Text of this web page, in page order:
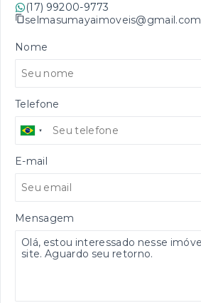
(17) 99200-9773
selmasumayaimoveis@gmail.com
Nome
Telefone
E-mail
Mensagem